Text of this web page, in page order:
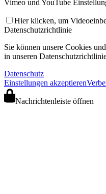
Vimeo und YouTube
Hier klicken, um
Datenschutzrichtlinie
Sie können unsere Cookies
in unseren
Datenschutz
Einstellungen akzeptieren
Nachrichtenleiste öffnen